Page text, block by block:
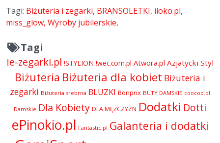
Tagi: Biżuteria i zegarki BRANSOLETKI iloko.pl
miss_glow Wyroby jubilerskie
Tagi
!e-zegarki.pl !STYLION !wec.com.pl Atwora.pl Azjatycki Styl
Biżuteria Biżuteria dla kobiet Biżuteria i
zegarki Biżuteria srebrna BLUZKI Bonprix BUTY DAMSKIE coocoo.pl
Damskie Dla Kobiety DLA MĘŻCZYZN Dodatki Dotti
ePinokio.pl Fantastic.pl Galanteria i dodatki